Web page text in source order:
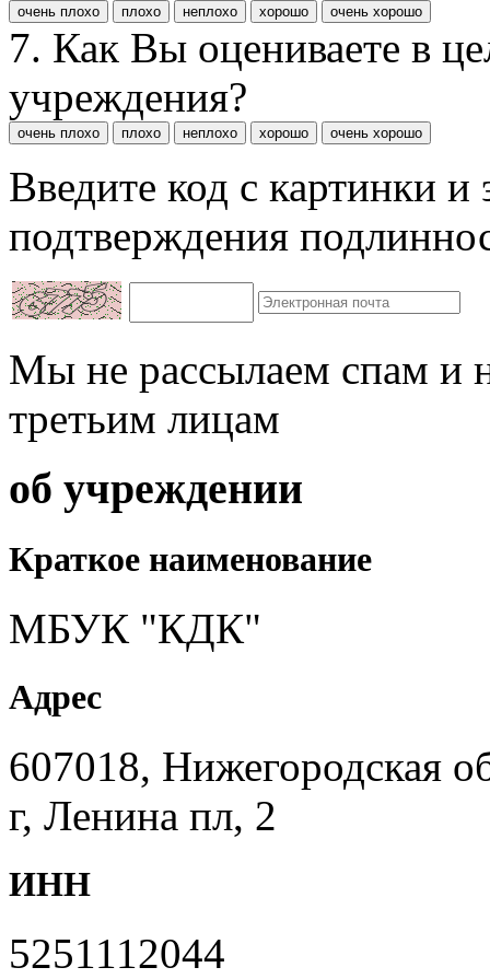
очень плохо плохо неплохо хорошо очень хорошо
7. Как Вы оцениваете в
учреждения?
очень плохо плохо неплохо хорошо очень хорошо
Введите код с картинки
подтверждения
Мы не рассылаем спам и
третьим лицам
об учреждении
Краткое наименование
МБУК "КДК"
Адрес
607018,
г, Ленина пл, 2
ИНН
5251112044